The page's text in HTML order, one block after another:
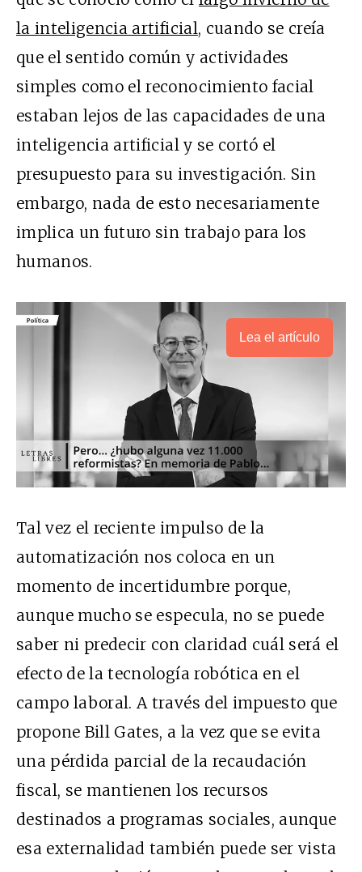
la inteligencia artificial, cuando se creía
que el sentido común y actividades
simples como el reconocimiento facial
estaban lejos de las capacidades de una
inteligencia artificial y se cortó el
presupuesto para su investigación. Sin
embargo, nada de esto necesariamente
implica un futuro sin trabajo para los
humanos.
Lea el artículo
Tal vez el reciente impulso de la
automatización nos coloca en un
momento de incertidumbre porque,
aunque mucho se especula, no se puede
saber ni predecir con claridad cuál será el
efecto de la tecnología robótica en el
campo laboral. A través del impuesto que
propone Bill Gates, a la vez que se evita
una pérdida parcial de la recaudación
fiscal, se mantienen los recursos
destinados a programas sociales, aunque
esa externalidad también puede ser vista